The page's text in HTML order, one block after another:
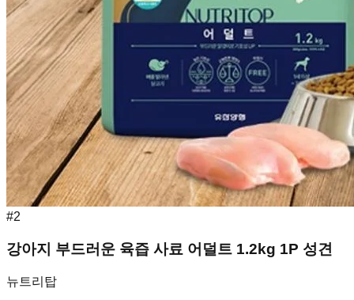
#2
강아지 부드러운 육즙 사료 어덜트 1.2kg 1P 성견
뉴트리탑